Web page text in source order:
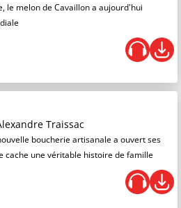
le melon de Cavaillon a aujourd'hui
Traissac
boucherie artisanale a ouvert ses
cache une véritable histoire de famille